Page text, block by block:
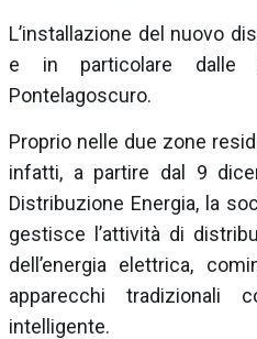
L’installazione del nuovo
e in particolare dalle
Pontelagoscuro.
Proprio nelle due zone
infatti, a partire dal 9
Distribuzione Energia, la
gestisce l’attività di
dell’energia elettrica,
apparecchi tradizionali
intelligente.